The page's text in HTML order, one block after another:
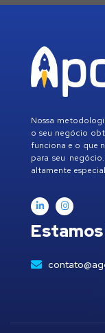
Nossa
o seu negócio
funciona e o que
para seu
altamente